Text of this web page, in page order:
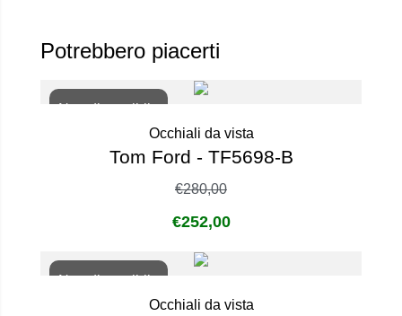
Potrebbero piacerti
Non disponibile
Occhiali da vista
Tom Ford - TF5698-B
€280,00
€252,00
Non disponibile
Occhiali da vista